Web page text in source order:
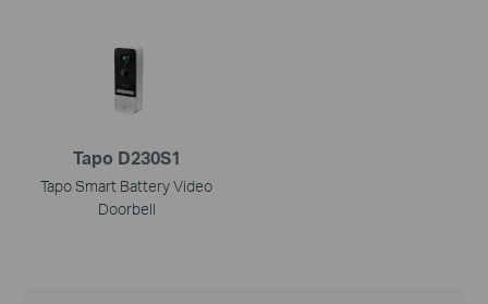
Tapo D230S1
Tapo Smart Battery Video
Doorbell